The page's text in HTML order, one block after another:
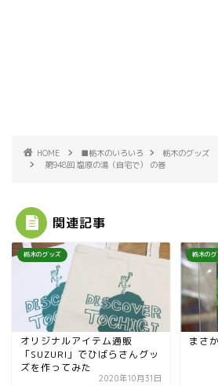
HOME ■栃木のいろいろ
栃木のグッズ
第948回 塩原の湯（自宅で） の巻
関連記事
栃木のグッズ
オリジナルアイテム通販
「SUZURI」でひばらさんグッ
ズを作ってみた
2020年10月31日
栃木の
まさ